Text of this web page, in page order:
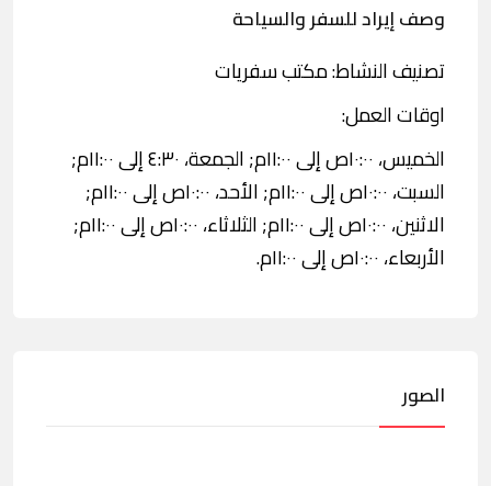
وصف إيراد للسفر والسياحة
تصنيف النشاط: مكتب سفريات
اوقات العمل:
الخميس، ١٠:٠٠ص إلى ١١:٠٠م; الجمعة، ٤:٣٠ إلى ١١:٠٠م;
السبت، ١٠:٠٠ص إلى ١١:٠٠م; الأحد، ١٠:٠٠ص إلى ١١:٠٠م;
الاثنين، ١٠:٠٠ص إلى ١١:٠٠م; الثلاثاء، ١٠:٠٠ص إلى ١١:٠٠م;
الأربعاء، ١٠:٠٠ص إلى ١١:٠٠م.
الصور